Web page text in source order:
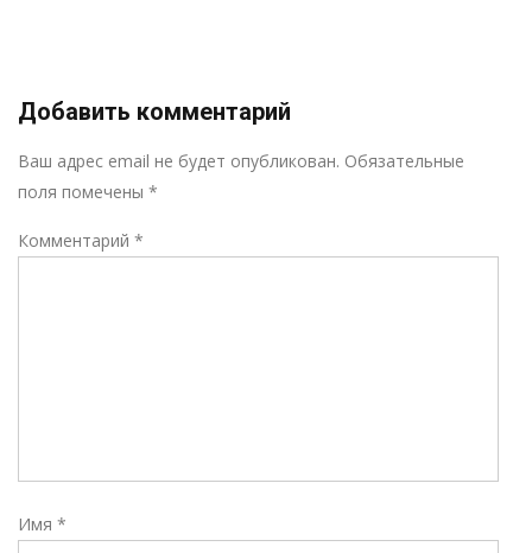
Добавить комментарий
Ваш адрес email не будет опубликован. Обязательные
поля помечены *
Комментарий *
Имя *